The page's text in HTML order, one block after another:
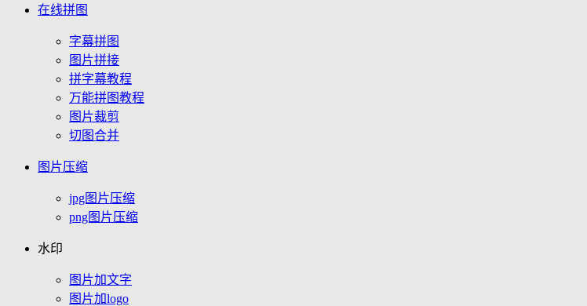
在线拼图
字幕拼图
图片拼接
拼字幕教程
万能拼图教程
图片裁剪
切图合并
图片压缩
jpg图片压缩
png图片压缩
水印
图片加文字
图片加logo